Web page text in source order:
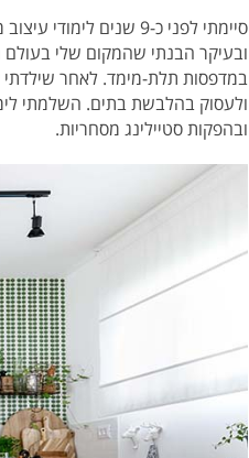
סיימתי לפני כ-9
ובעיקר הבנתי שהמקום שלי בעולם
במדפסות תלת-מימד. לאחר שילדתי
ולעסוק בהלבשת בתים. השלמתי
ובהפקות סטיילינג מסחריות.